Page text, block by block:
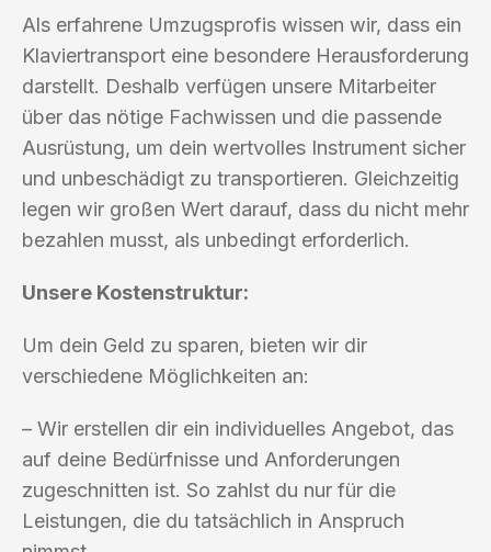
Als erfahrene Umzugsprofis wissen wir, dass ein
Klaviertransport eine besondere Herausforderung
darstellt. Deshalb verfügen unsere Mitarbeiter
über das nötige Fachwissen und die passende
Ausrüstung, um dein wertvolles Instrument sicher
und unbeschädigt zu transportieren. Gleichzeitig
legen wir großen Wert darauf, dass du nicht mehr
bezahlen musst, als unbedingt erforderlich.
Unsere Kostenstruktur:
Um dein Geld zu sparen, bieten wir dir
verschiedene Möglichkeiten an:
– Wir erstellen dir ein individuelles Angebot, das
auf deine Bedürfnisse und Anforderungen
zugeschnitten ist. So zahlst du nur für die
Leistungen, die du tatsächlich in Anspruch